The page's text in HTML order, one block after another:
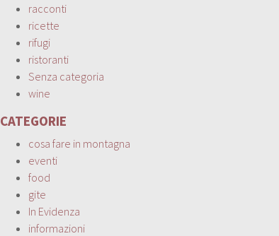
racconti
ricette
rifugi
ristoranti
Senza categoria
wine
CATEGORIE
cosa fare in montagna
eventi
food
gite
In Evidenza
informazioni